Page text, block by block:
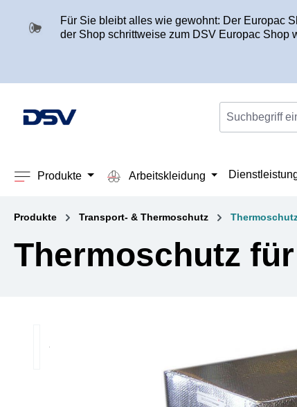
Zur Hauptnavigation springen
Für Sie bleibt alles wie gewohnt: Der Europac
der Shop schrittweise zum DSV Europac Shop
Produkte Arbeitskleidung
Produkte Transport- & Thermoschutz
Thermoschutz für